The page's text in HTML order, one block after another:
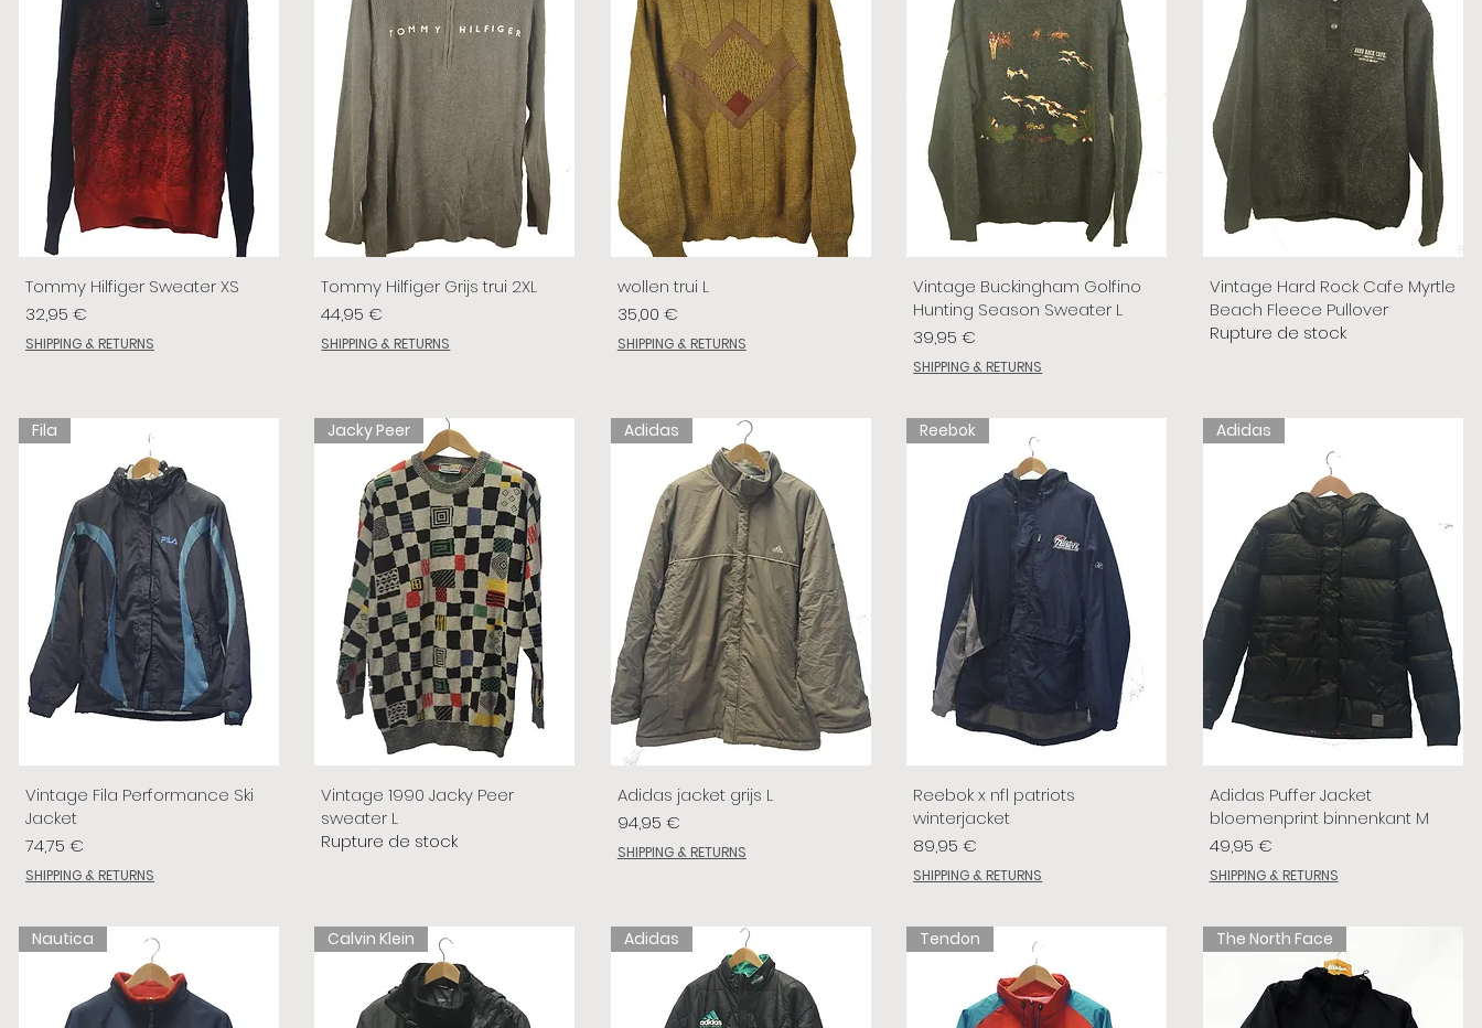
Tommy Hilfiger Sweater XS
Prix
32,95 €
SHIPPING & RETURNS
Tommy Hilfiger Grijs trui 2XL
Prix
44,95 €
SHIPPING & RETURNS
wollen trui L
Prix
35,00 €
SHIPPING & RETURNS
Vintage Buckingham Golfino
Hunting Season Sweater L
Prix
39,95 €
SHIPPING & RETURNS
Vintage Hard Rock Cafe Myrtle
Beach Fleece Pullover
Rupture de stock
Fila
Vintage Fila Performance Ski
Jacket
Prix
74,75 €
SHIPPING & RETURNS
Jacky Peer
Vintage 1990 Jacky Peer
sweater L
Rupture de stock
Adidas
Adidas jacket grijs L
Prix
94,95 €
SHIPPING & RETURNS
Reebok
Reebok x nfl patriots
winterjacket
Prix
89,95 €
SHIPPING & RETURNS
Adidas
Adidas Puffer Jacket
bloemenprint binnenkant M
Prix
49,95 €
SHIPPING & RETURNS
Nautica Calvin Klein Adidas Tendon The North Face